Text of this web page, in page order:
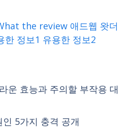
the review 애드웹 왓더
한 정보1 유용한 정보2
운 효능과 주의할 부작용 대
5가지 충격 공개